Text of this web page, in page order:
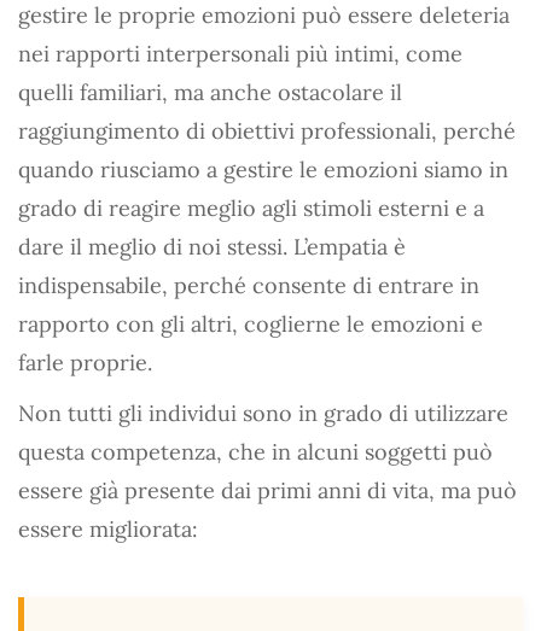
gestire le proprie emozioni può essere deleteria
nei rapporti interpersonali più intimi, come
quelli familiari, ma anche ostacolare il
raggiungimento di obiettivi professionali, perché
quando riusciamo a gestire le emozioni siamo in
grado di reagire meglio agli stimoli esterni e a
dare il meglio di noi stessi. L’empatia è
indispensabile, perché consente di entrare in
rapporto con gli altri, coglierne le emozioni e
farle proprie.
Non tutti gli individui sono in grado di utilizzare
questa competenza, che in alcuni soggetti può
essere già presente dai primi anni di vita, ma può
essere migliorata: